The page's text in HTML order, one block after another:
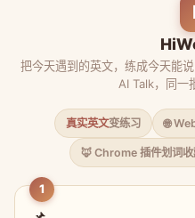
把今天遇到的英文，练成今天能
AI Talk，同一
真实英文变练习 🌐
🦊 Chrome 插件划词收
1